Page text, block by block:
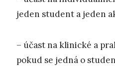
jeden student a jeden
– účast na klinické a
pokud se jedná o